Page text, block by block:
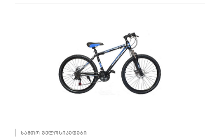
სამთო ველოსიპედები